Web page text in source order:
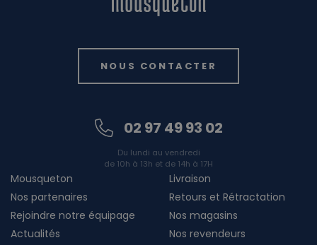
NOUS CONTACTER
02 97 49 93 02
Du lundi au vendredi
de 10h à 13h et de 14h à 17H
Mousqueton
Nos partenaires
Rejoindre notre équipage
Actualités
Livraison
Retours et Rétractation
Nos magasins
Nos revendeurs